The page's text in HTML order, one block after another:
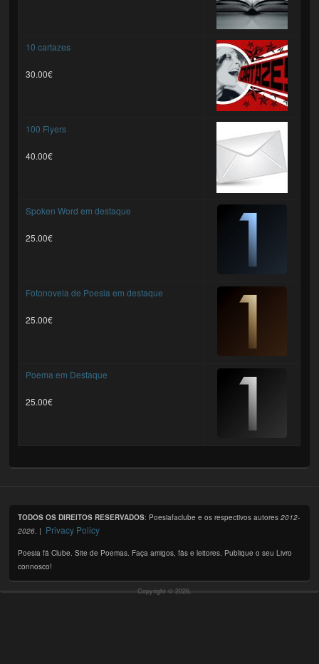
10 cartazes
30.00€
100 Flyers
40.00€
Spoken Word em destaque
25.00€
Fotonovela de Poesia em destaque
25.00€
Poema em Destaque
25.00€
TODOS OS DIREITOS RESERVADOS: Poesiafaclube e os respectivos autores2012-
2026 . | Privacy Policy
Poesia fã Clube. Site de Poemas. Faça amigos, fãs e leitores. Publique o seu Livro
connosco!
Copyright © 2026,